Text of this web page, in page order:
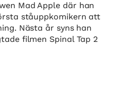
Mad Apple där han
ståuppkomikern att
Nästa år syns han
filmen Spinal Tap 2